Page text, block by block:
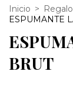
Inicio >
ESPUMANTE
BRUT